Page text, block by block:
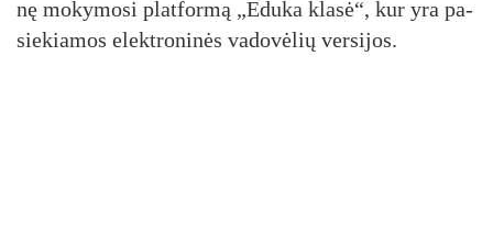
nę mo­ky­mo­si plat­for­mą „Edu­ka kla­sė“, kur yra pa­
sie­kia­mos elekt­ro­ni­nės va­do­vė­lių ver­si­jos.